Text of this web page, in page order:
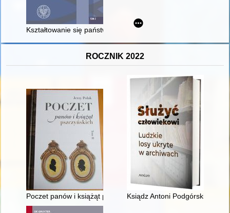
Kształtowanie się państwowego aparatu wyznaniowego na
ROCZNIK 2022
Poczet panów i książąt pszczyńskich. T. 2Ksiądz Antoni Podgórski i